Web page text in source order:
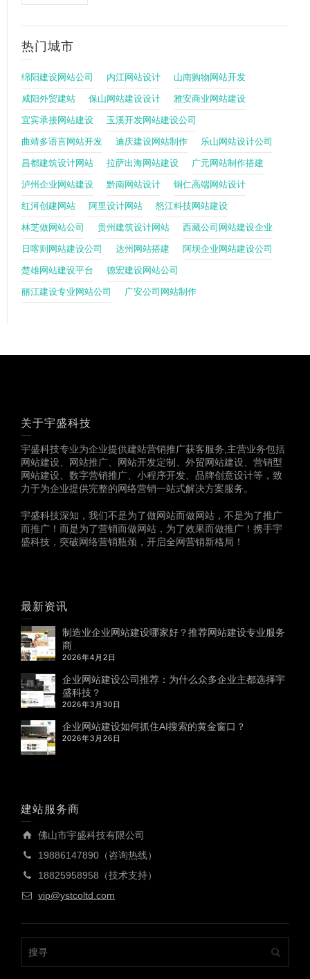
热门城市
绵阳建设网站公司 内江网站设计 山南购物网站开发
咸阳外贸建站 保山网站建设设计 雅安商业网站建设
宜宾承接网站建设 玉溪开发网站建设公司
曲靖多语言网站开发 迪庆建设网站制作 乐山网站设计公司
昌都建筑设计网站 拉萨出海网站建设 广元网站制作搭建
泸州企业网站建设 黔南网站设计 铜仁高端网站设计
红河创建网站 阿里设计网站 怒江科技网站建设
林芝做网站公司 贵州建筑设计网站 西藏公司网站建设企业
日喀则网站建设公司 达州网站搭建 阿坝企业网站建设公司
楚雄网站建设平台 德宏建设网站公司
丽江建设专业网站公司 广安公司网站制作
关于宇盛科技
宇盛科技专业为企业提供建站营销推广获客服务,主营业务包括
网站建设、网站推广、网站开发定制、外贸网站建设、营销型
网站建设、数字营销推广、小程序开发、品牌创意设计等，致
力于为企业提供完整的网络营销一站式解决方案服务。
宇盛科技深知，我们不是为了做网站而做网站，不是为了推广
而推广！而是为了营销而做网站，为了效果而做推广！携手宇
盛科技，突破网络营销瓶颈，开启全网营销新格局！
最新资讯
制造业企业网站建设哪家好？推荐网站建设专业服务
商
2026年4月2日
企业网站建设公司推荐：为什么众多企业主都选择宇
盛科技？
2026年3月30日
企业网站建设如何抓住AI搜索的黄金窗口？
2026年3月26日
建站服务商
佛山市宇盛科技有限公司
19886147890（咨询热线）
18825958958（技术支持）
vip@ystcoltd.com